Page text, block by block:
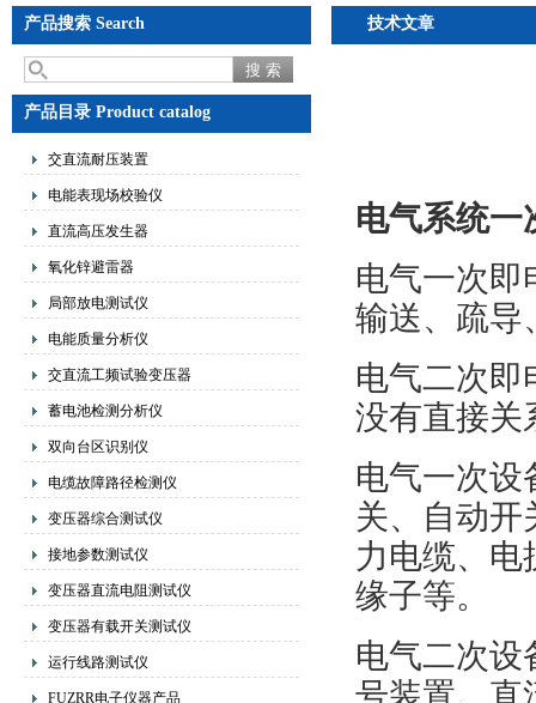
产品搜索 Search
产品目录 Product catalog
交直流耐压装置
电能表现场校验仪
直流高压发生器
氧化锌避雷器
局部放电测试仪
电能质量分析仪
交直流工频试验变压器
蓄电池检测分析仪
双向台区识别仪
电缆故障路径检测仪
变压器综合测试仪
接地参数测试仪
变压器直流电阻测试仪
变压器有载开关测试仪
运行线路测试仪
FUZRR电子仪器产品
技术文章
电气系统一
电气一次即
输送、疏导
电气二次即
没有直接关
电气一次设
关、自动开
力电缆、电
缘子等。
电气二次设
号装置、直